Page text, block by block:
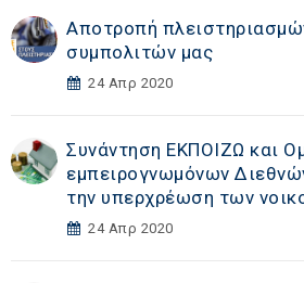
Αποτροπή
συμπολιτών μας
24 Απρ 2020
Συνάντηση ΕΚΠΟΙΖΩ και
εμπειρογνωμόνων
την υπερχρέωση των
24 Απρ 2020